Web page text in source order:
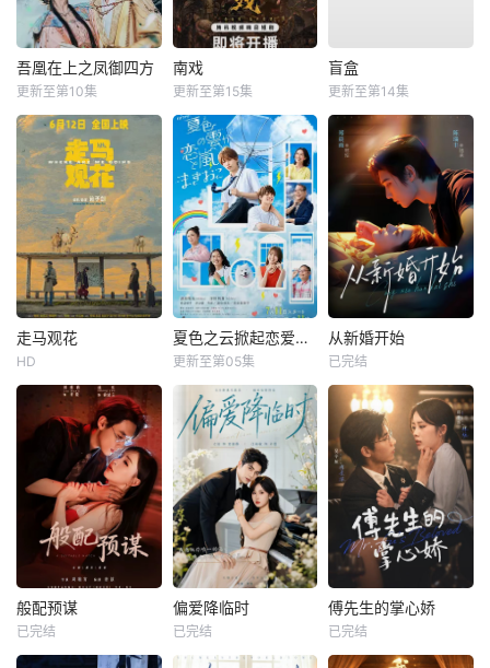
吾凰在上之凤御四方
更新至第10集
南戏
更新至第15集
盲盒
更新至第14集
走马观花
HD
夏色之云掀起恋爱与风暴
更新至第05集
从新婚开始
已完结
般配预谋
已完结
偏爱降临时
已完结
傅先生的掌心娇
已完结